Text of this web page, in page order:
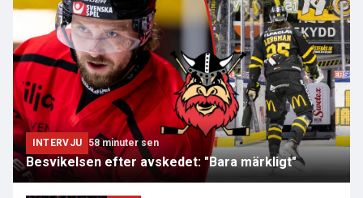
INTERVJU 58 minuter sen
Besvikelsen efter avskedet: "Bara märkligt"